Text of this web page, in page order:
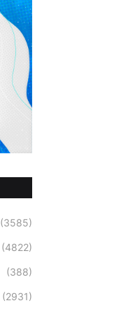
(3585)
(4822)
(388)
(2931)